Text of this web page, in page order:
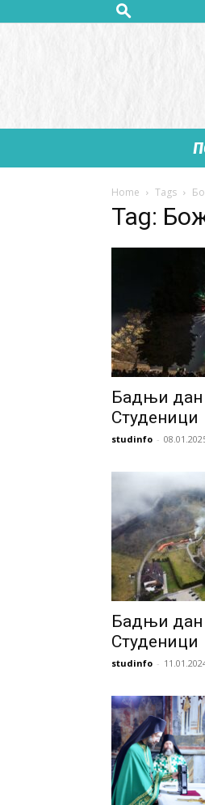
Home Tags
Tag:
Бадњи
Студеници
studinfo -
Бадњи
Студеници
studinfo -